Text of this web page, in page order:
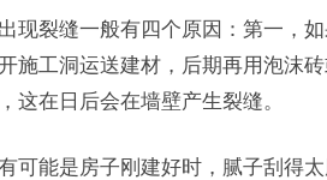
现裂缝一般有四个原因：第一，
施工洞运送建材，后期再用泡沫
这在日后会在墙壁产生裂缝。
可能是房子刚建好时，腻子刮得